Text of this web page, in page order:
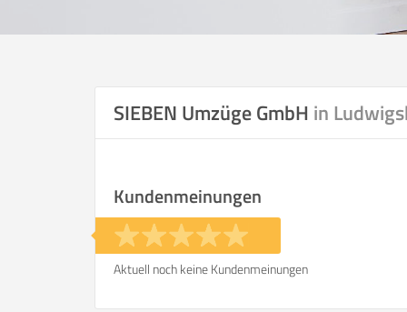
Vergleichsergebnis
Ihre Angaben: am
SIEBEN Umzüge GmbH in
Kundenmeinungen
Aktuell noch keine Kundenmeinungen